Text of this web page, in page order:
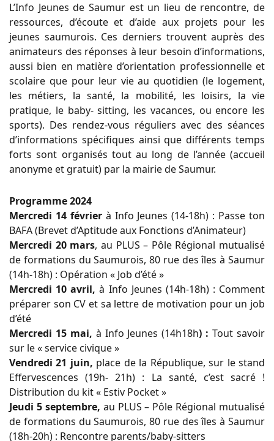
L’Info Jeunes de Saumur est un lieu de rencontre, de
ressources, d’écoute et d’aide aux projets pour les
jeunes saumurois. Ces derniers trouvent auprès des
animateurs des réponses à leur besoin d’informations,
aussi bien en matière d’orientation professionnelle et
scolaire que pour leur vie au quotidien (le logement,
les métiers, la santé, la mobilité, les loisirs, la vie
pratique, le baby- sitting, les vacances, ou encore les
sports). Des rendez-vous réguliers avec des séances
d’informations spécifiques ainsi que différents temps
forts sont organisés tout au long de l’année (accueil
anonyme et gratuit) par la mairie de Saumur.
Programme 2024
Mercredi 14 févrierà Info Jeunes (14-18h) : Passe ton
BAFA (Brevet d’Aptitude aux Fonctions d’Animateur)
Mercredi 20 mars, au PLUS – Pôle Régional mutualisé
de formations du Saumurois, 80 rue des îles à Saumur
(14h-18h) : Opération « Job d’été »
Mercredi 10 avril,à Info Jeunes (14h-18h) : Comment
préparer son CV et sa lettre de motivation pour un job
d’été
Mercredi 15 mai, à Info Jeunes (14h18h) :Tout savoir
sur le « service civique »
Vendredi 21 juin, place de la République, sur le stand
Effervescences (19h- 21h) : La santé, c’est sacré !
Distribution du kit « Estiv Pocket »
Jeudi 5 septembre, au PLUS – Pôle Régional mutualisé
de formations du Saumurois, 80 rue des îles à Saumur
(18h-20h) : Rencontre parents/baby-sitters